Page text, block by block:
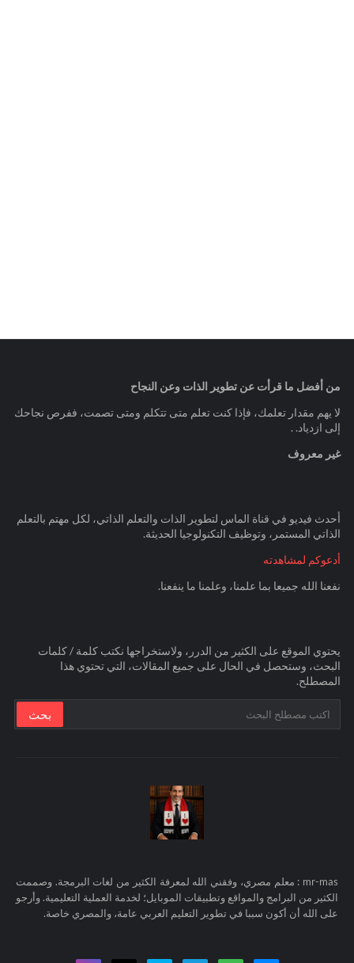
من أفضل ما قرأت عن تطوير الذات وعن النجاح
لا يهم مقدار تعلمك، فإذا كنت تعلم متى تتكلم ومتى تصمت، ففرص نجاحك
إلى ازدياد. .
غير معروف
أحدث فيديو في قناة الماس لتطوير الذات والتعلم الذاتي، لكل مهتم بالتعلم
الذاتي المستمر، وتوظيف التكنولوجيا الحديثة.
أدعوكم لمشاهدته
نفعنا الله جميعا بما علمنا، وعلمنا ما ينفعنا.
يحتوي الموقع على الكثير من الدرر، ولاستخراجها نكتب كلمة / كلمات
البحث، وستحصل في الحال على جميع المقالات، التي تحتوي هذا
المصطلح.
mr-mas : معلم مصري، وفقني الله لمعرفة الكثير من لغات البرمجة. وصممت
الكثير من البرامج والمواقع وتطبيقات الموبايل؛ لخدمة العملية التعليمية. وأرجو
على الله أن أكون سببا في تطوير التعليم العربي عامة، والمصري خاصة.